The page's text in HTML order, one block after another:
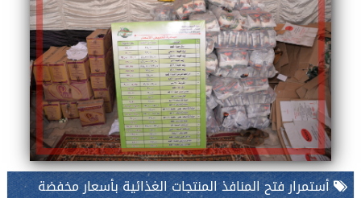
أستمرار فتح المنافذ المنتجات الغذائية بأسعار مخفضة